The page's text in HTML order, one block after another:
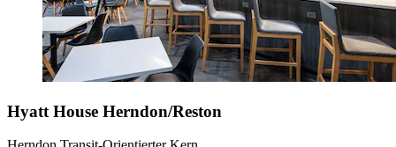
Hyatt House Herndon/Reston